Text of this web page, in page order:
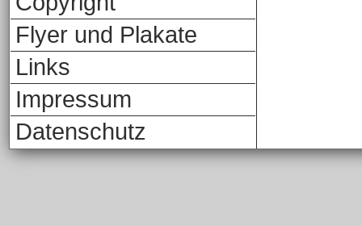
Flyer und Plakate
Links
Impressum
Datenschutz